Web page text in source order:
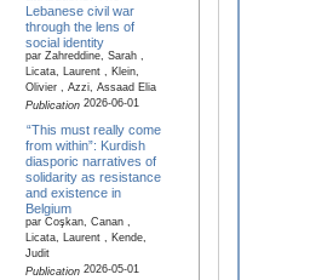
Lebanese civil war
through the lens of
social identity
par Zahreddine, Sarah ,
Licata, Laurent , Klein,
Olivier , Azzi, Assaad Elia
Publication2026-06-01
“This must really come
from within”: Kurdish
diasporic narratives of
solidarity as resistance
and existence in
Belgium
par Coşkan, Canan ,
Licata, Laurent , Kende,
Judit
Publication2026-05-01